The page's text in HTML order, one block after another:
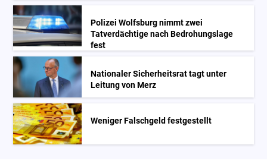
Polizei Wolfsburg nimmt zwei
Tatverdächtige nach Bedrohungslage
fest
Nationaler Sicherheitsrat tagt unter
Leitung von Merz
Weniger Falschgeld festgestellt